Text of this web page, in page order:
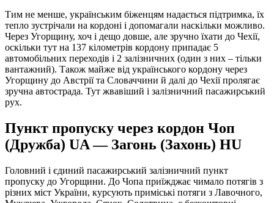
Тим не менше, українським біженцям надається підтримка, їх
тепло зустрічали на кордоні і допомагали наскільки можливо.
Через Угорщину, хоч і дещо довше, але зручно їхати до Чехії,
оскільки тут на 137 кілометрів кордону припадає 5
автомобільних переходів і 2 залізничних (один з них – тільки
вантажний). Також майже від українського кордону через
Угорщину до Австрії та Словаччини й далі до Чехії пролягає
зручна автострада. Тут жвавіший і залізничний пасажирський
рух.
Пункт пропуску через кордон Чоп
(Дружба) UA — Загонь (Захонь) HU
Головний і єдиний пасажирський залізничний пункт
пропуску до Угорщини. До Чопа приїжджає чимало потягів з
різних міст України, курсують приміські потяги з Лавочного,